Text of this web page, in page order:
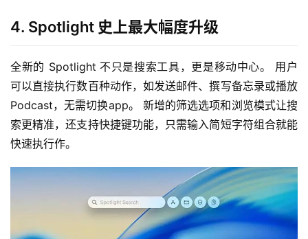
4. Spotlight 史上最大幅度升级
全新的 Spotlight 不只是搜索工具，更是移动中心。 用户
可以直接执行数百种动作，如发送邮件、撰写备忘录或播放
Podcast，无需切换app。 新增的筛选选项和浏览模式让搜
索更精准，还支持快捷键功能，只需输入简短字符组合就能
快速执行作。